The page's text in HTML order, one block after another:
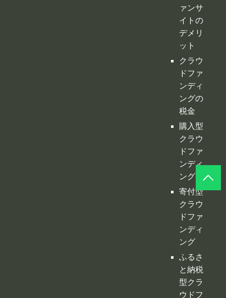
行・コ
ンサル
クラフ
ァンサ
イトの
デメリ
ット
クラウ
ドファ
ンディ
ングの
税金
購入型
クラウ
ドファ
ンディ
ング
寄付型
クラウ
ドファ
ンディ
ング
ふるさ